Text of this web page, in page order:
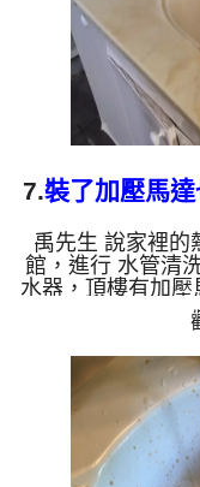
7.裝了加壓馬
禹先生 說家裡的
館，進行 水管清
水器，頂樓有加
設 高周波水管清
15分，開啟 水管
流出髒水，顏色
後，熱水出水量
老化，會產生鐵
啡色，地下水含
洗出來的水會跟
因